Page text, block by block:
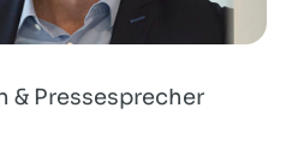
& Pressesprecher